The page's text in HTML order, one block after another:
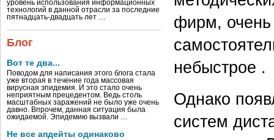
уровень использования информационных
технологий в данной отрасли за последние
пятнадцать-двадцать лет …
Блог
Вот те два...
Поводом для написания этого блога стала
уже вторая в течение года массовая
вирусная эпидемия. И это стало очень
неприятным прецедентом. Ведь столь
масштабных заражений не было уже очень
давно. Впрочем, данная ситуация была
ожидаемой. Эпидемию вызвали …
Не все апдейты одинаково
фирм, очень
небыстрое .
Однако
систем